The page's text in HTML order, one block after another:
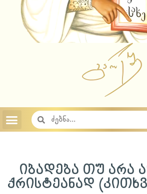
აუდიო
აუდიო
აუდიო
აუდიო
საიტის
იბადება თუ არა
ქრისტეანად